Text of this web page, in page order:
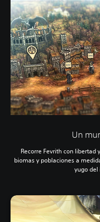
Un
Recorre Fevrith con libertad
biomas y poblaciones a
yugo del